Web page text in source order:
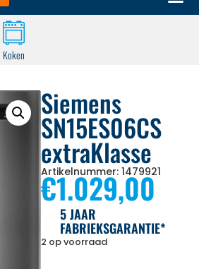
Koken
Siemens
SN15ES06CS
extraKlasse
Artikelnummer: 1479921
€1.029,00
5 JAAR
FABRIEKSGARANTIE*
2 op voorraad